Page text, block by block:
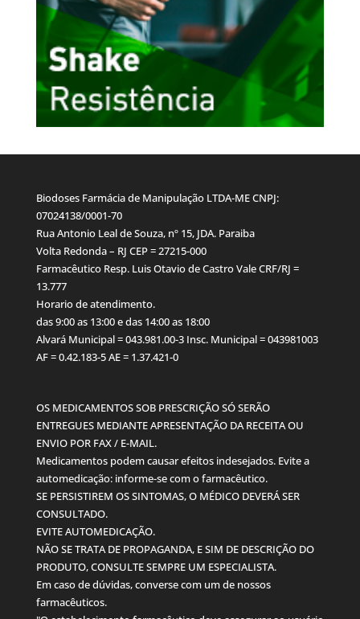
Biodoses Farmácia de Manipulação LTDA-ME CNPJ:
07024138/0001-70
Rua Antonio Leal de Souza, nº 15, JDA. Paraiba
Volta Redonda – RJ CEP = 27215-000
Farmacêutico Resp. Luis Otavio de Castro Vale CRF/RJ =
13.777
Horario de atendimento.
das 9:00 as 13:00 e das 14:00 as 18:00
Alvará Municipal = 043.981.00-3 Insc. Municipal = 043981003
AF = 0.42.183-5 AE = 1.37.421-0
OS MEDICAMENTOS SOB PRESCRIÇÃO SÓ SERÃO
ENTREGUES MEDIANTE APRESENTAÇÃO DA RECEITA OU
ENVIO POR FAX / E-MAIL.
Medicamentos podem causar efeitos indesejados. Evite a
automedicação: informe-se com o farmacêutico.
SE PERSISTIREM OS SINTOMAS, O MÉDICO DEVERÁ SER
CONSULTADO.
EVITE AUTOMEDICAÇÃO.
NÃO SE TRATA DE PROPAGANDA, E SIM DE DESCRIÇÃO DO
PRODUTO, CONSULTE SEMPRE UM ESPECIALISTA.
Em caso de dúvidas, converse com um de nossos
farmacêuticos.